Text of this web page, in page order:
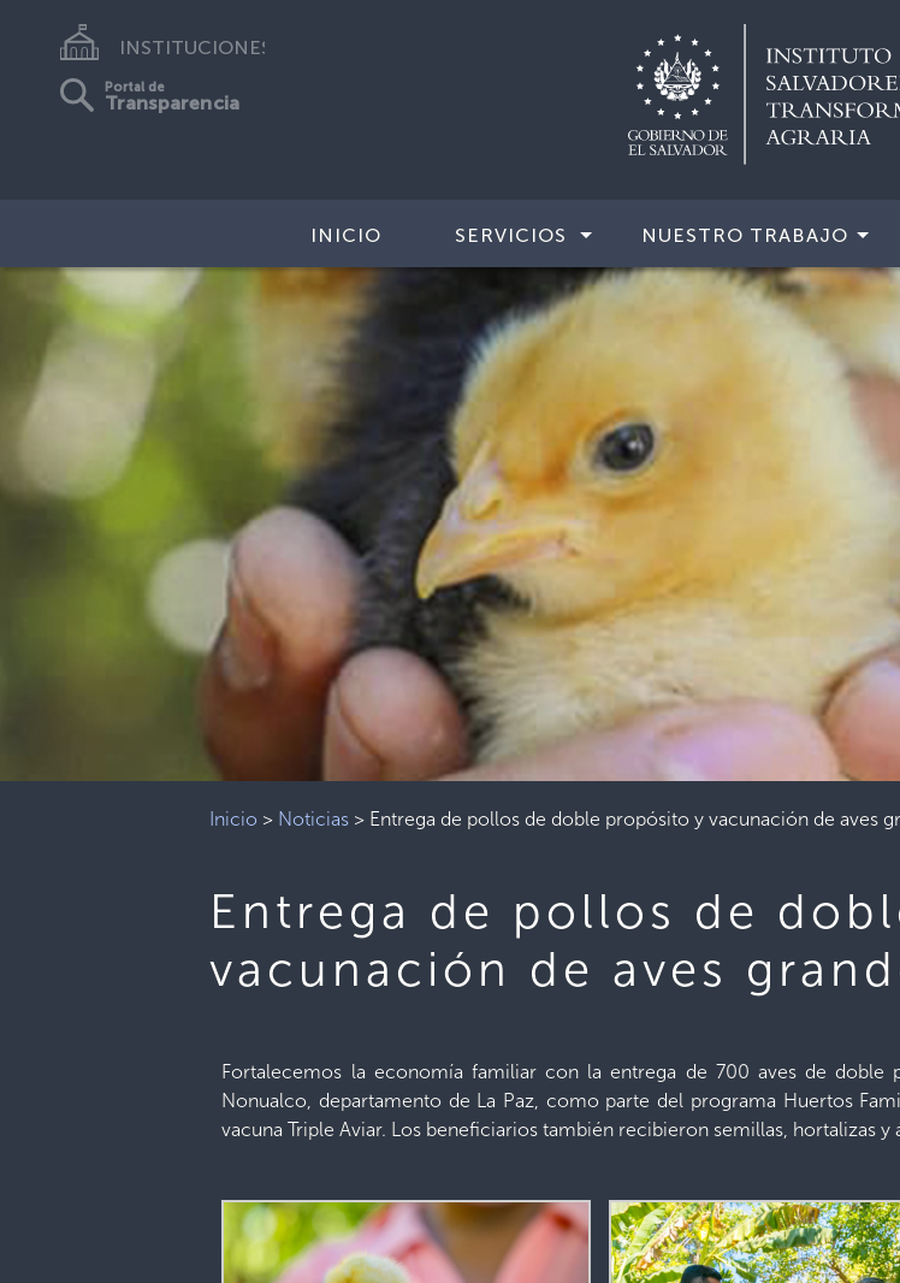
INSTITUCIONES
Portal de
Transparencia
INICIO SERVICIOS NUESTRO TRABAJO
Inicio > Noticias > Entrega de pollos de doble propósito y vacunación de aves
Entrega de pollos de
vacunación de aves
Fortalecemos la economía familiar con la entrega de 700 aves de doble
Nonualco, departamento de La Paz, como parte del programa Huertos
vacuna Triple Aviar. Los beneficiarios también recibieron semillas, hortalizas